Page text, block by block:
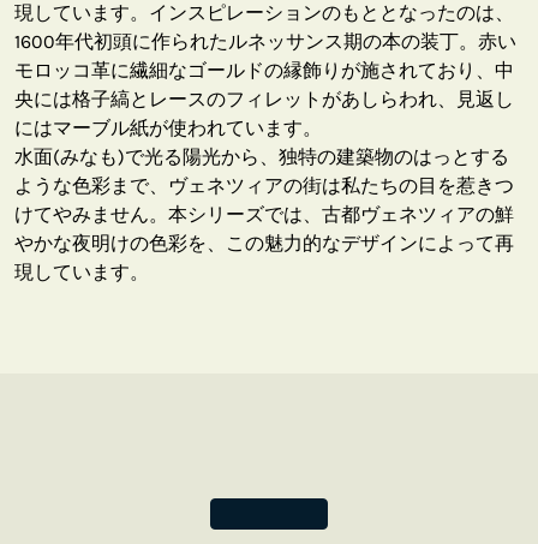
現しています。インスピレーションのもととなったのは、
1600年代初頭に作られたルネッサンス期の本の装丁。赤い
モロッコ革に繊細なゴールドの縁飾りが施されており、中
央には格子縞とレースのフィレットがあしらわれ、見返し
にはマーブル紙が使われています。
水面(みなも)で光る陽光から、独特の建築物のはっとする
ような色彩まで、ヴェネツィアの街は私たちの目を惹きつ
けてやみません。本シリーズでは、古都ヴェネツィアの鮮
やかな夜明けの色彩を、この魅力的なデザインによって再
現しています。